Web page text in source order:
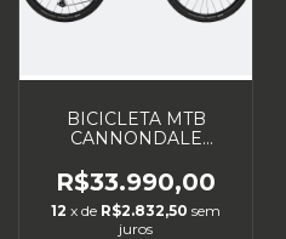
BICICLETA MTB
CANNONDALE
CARBON 2
R$33.990,00
12 x de R$2.832,50 sem
juros